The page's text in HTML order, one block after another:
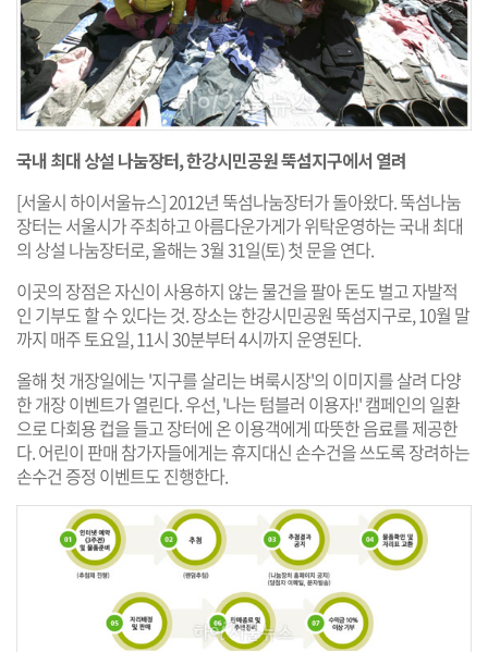
국내 최대 상설 나눔장터, 한강시민공원 뚝섬지구에서 열려
[서울시 하이서울뉴스] 2012년 뚝섬나눔장터가 돌아왔다. 뚝섬나눔
장터는 서울시가 주최하고 아름다운가게가 위탁운영하는 국내 최대
의 상설 나눔장터로, 올해는 3월 31일(토) 첫 문을 연다.
이곳의 장점은 자신이 사용하지 않는 물건을 팔아 돈도 벌고 자발적
인 기부도 할 수 있다는 것. 장소는 한강시민공원 뚝섬지구로, 10월 말
까지 매주 토요일, 11시 30분부터 4시까지 운영된다.
올해 첫 개장일에는 '지구를 살리는 벼룩시장'의 이미지를 살려 다양
한 개장 이벤트가 열린다. 우선, '나는 텀블러 이용자!' 캠페인의 일환
으로 다회용 컵을 들고 장터에 온 이용객에게 따뜻한 음료를 제공한
다. 어린이 판매 참가자들에게는 휴지대신 손수건을 쓰도록 장려하는
손수건 증정 이벤트도 진행한다.